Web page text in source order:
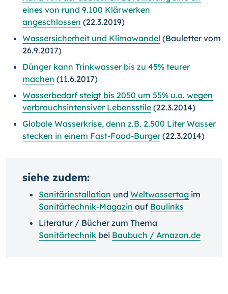
eines von rund 9.100 Klärwerken
angeschlossen (22.3.2019)
Wassersicherheit und Klimawandel (Bauletter vom
26.9.2017)
Dünger kann Trinkwasser bis zu 45% teurer
machen (11.6.2017)
Wasserbedarf steigt bis 2050 um 55% u.a. wegen
verbrauchsintensiver Lebensstile (22.3.2014)
Globale Wasserkrise, denn z.B. 2.500 Liter Wasser
stecken in einem Fast-Food-Burger(22.3.2014)
siehe zudem:
Sanitärinstallation und Weltwassertag im
Sanitärtechnik-Magazin auf Baulinks
Literatur / Bücher zum Thema
Sanitärtechnik bei Baubuch / Amazon.de